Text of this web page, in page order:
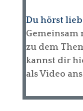
Du hörst
Gemeinsam
zu dem
kannst dir
als Video